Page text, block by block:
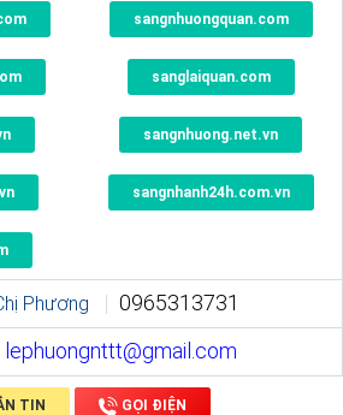
sangnhuongquan.com
sanglaiquan.com
sangnhuong.net.vn
sangnhanh24h.com.vn
Phương 0965313731
lephuongnttt@gmail.com
TIN GỌI ĐIỆN